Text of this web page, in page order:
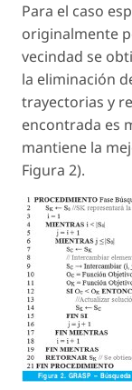
Para el caso
originalmente
vecindad se
la eliminación
trayectorias y
encontrada es
mantiene la
Figura 2).